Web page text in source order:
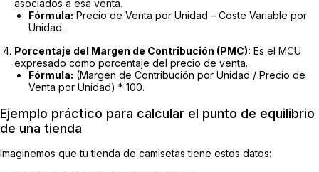
asociados a esa venta.
Fórmula: Precio de Venta por Unidad – Coste Variable por
Unidad.
Porcentaje del Margen de Contribución (PMC): Es el MCU
expresado como porcentaje del precio de venta.
Fórmula: (Margen de Contribución por Unidad / Precio de
Venta por Unidad) * 100.
Ejemplo práctico para calcular el punto de equilibrio
de una tienda
Imaginemos que tu tienda de camisetas tiene estos datos: